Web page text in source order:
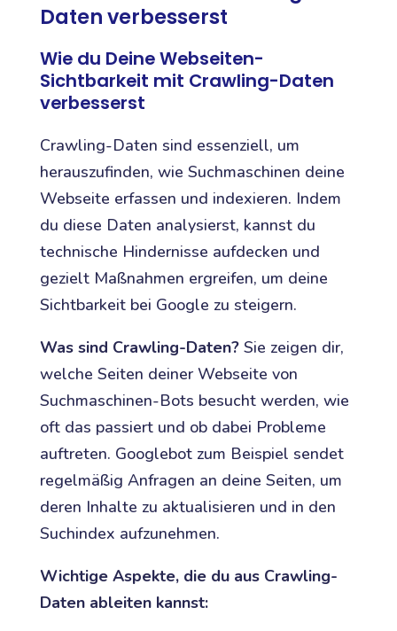
Daten verbesserst
Wie du Deine Webseiten-
Sichtbarkeit mit Crawling-Daten
verbesserst
Crawling-Daten sind essenziell, um
herauszufinden, wie Suchmaschinen deine
Webseite erfassen und indexieren. Indem
du diese Daten analysierst, kannst du
technische Hindernisse aufdecken und
gezielt Maßnahmen ergreifen, um deine
Sichtbarkeit bei Google zu steigern.
Was sind Crawling-Daten?Sie zeigen dir,
welche Seiten deiner Webseite von
Suchmaschinen-Bots besucht werden, wie
oft das passiert und ob dabei Probleme
auftreten. Googlebot zum Beispiel sendet
regelmäßig Anfragen an deine Seiten, um
deren Inhalte zu aktualisieren und in den
Suchindex aufzunehmen.
Wichtige Aspekte, die du aus Crawling-
Daten ableiten kannst: